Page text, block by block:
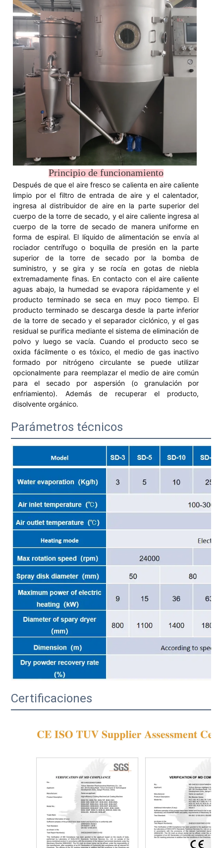
Principio de funcionamiento
Después de que el aire fresco se calienta en aire caliente
limpio por el filtro de entrada de aire y el calentador,
ingresa al distribuidor de aire en la parte superior del
cuerpo de la torre de secado, y el aire caliente ingresa al
cuerpo de la torre de secado de manera uniforme en
forma de espiral. El líquido de alimentación se envía al
rociador centrífugo o boquilla de presión en la parte
superior de la torre de secado por la bomba de
suministro, y se gira y se rocía en gotas de niebla
extremadamente finas. En contacto con el aire caliente
aguas abajo, la humedad se evapora rápidamente y el
producto terminado se seca en muy poco tiempo. El
producto terminado se descarga desde la parte inferior
de la torre de secado y el separador ciclónico, y el gas
residual se purifica mediante el sistema de eliminación de
polvo y luego se vacía. Cuando el producto seco se
oxida fácilmente o es tóxico, el medio de gas inactivo
formado por nitrógeno circulante se puede utilizar
opcionalmente para reemplazar el medio de aire común
para el secado por aspersión (o granulación por
enfriamiento). Además de recuperar el producto,
disolvente orgánico.
Parámetros técnicos
Certificaciones